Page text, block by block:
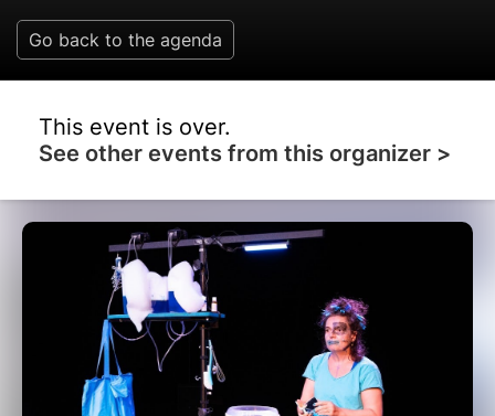
Go back to the agenda
This event is over.
See other events from this organizer >